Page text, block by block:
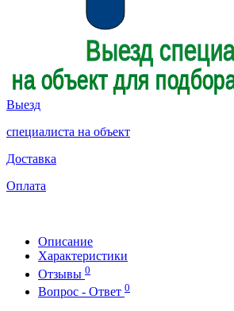
Выезд
специалиста на объект
Доставка
Оплата
Описание
Характеристики
Отзывы 0
Вопрос - Ответ 0